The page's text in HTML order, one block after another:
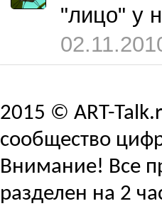
"лицо" у
2015 © ART-
сообщество
Внимание! Все
разделен на 2